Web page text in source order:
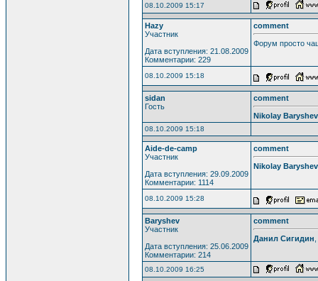
08.10.2009 15:17
Hazy
Участник
Дата вступления: 21.08.2009
Комментарии: 229
comment
Форум просто
08.10.2009 15:18
sidan
Гость
comment
Nikolay Baryshev
08.10.2009 15:18
Aide-de-camp
Участник
Дата вступления: 29.09.2009
Комментарии: 1114
comment
Nikolay Baryshev
08.10.2009 15:28
Baryshev
Участник
Дата вступления: 25.06.2009
Комментарии: 214
comment
Данил Сигидин
08.10.2009 16:25